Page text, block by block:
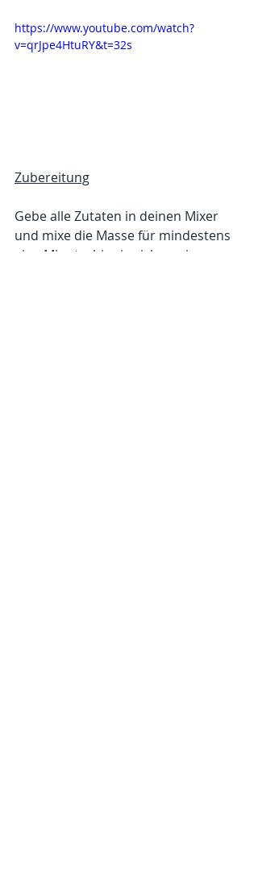
https://www.youtube.com/watch?
v=qrJpe4HtuRY&t=32s
Zubereitung
Gebe alle Zutaten in deinen Mixer
und mixe die Masse für mindestens
eine Minute, bis sie sich zu einer